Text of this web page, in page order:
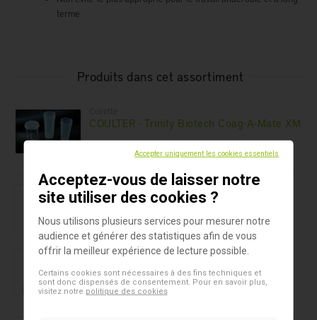
terme
Produits dans cet assortiment
COULTER - Trinity Biotech Coag-A-Mate XM
Microtubes 2D
Capper/Decapper 4 canaux SAFE®
Microtubes 2D
Accepter uniquement les cookies essentiels
Acceptez-vous de laisser notre
site utiliser des cookies ?
Nous utilisons plusieurs services pour mesurer notre
audience et générer des statistiques afin de vous
offrir la meilleur expérience de lecture possible.
Certains cookies sont nécessaires à des fins techniques et
sont donc dispensés de consentement. Pour en savoir plus,
visitez notre politique des cookies